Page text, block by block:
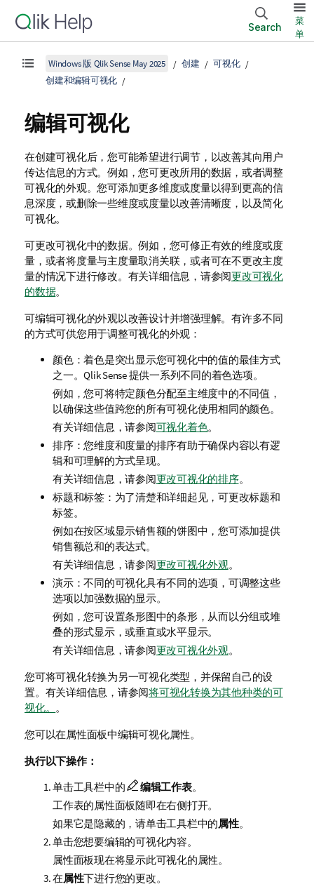
Search
菜
单
Windows 版 Qlik Sense May 2025 创建
可视化
创建和编辑可视化
编辑可视化
在创建可视化后，您可能希望进行调节，以改善其向用户
传达信息的方式。例如，您可更改所用的数据，或者调整
可视化的外观。您可添加更多维度或度量以得到更高的信
息深度，或删除一些维度或度量以改善清晰度，以及简化
可视化。
可更改可视化中的数据。例如，您可修正有效的维度或度
量，或者将度量与主度量取消关联，或者可在不更改主度
量的情况下进行修改。有关详细信息，请参阅更改可视化
的数据。
可编辑可视化的外观以改善设计并增强理解。有许多不同
的方式可供您用于调整可视化的外观：
颜色：着色是突出显示您可视化中的值的最佳方式
之一。Qlik Sense提供一系列不同的着色选项。
例如，您可将特定颜色分配至主维度中的不同值，
以确保这些值跨您的所有可视化使用相同的颜色。
有关详细信息，请参阅可视化着色。
排序：您维度和度量的排序有助于确保内容以有逻
辑和可理解的方式呈现。
有关详细信息，请参阅更改可视化的排序。
标题和标签：为了清楚和详细起见，可更改标题和
标签。
例如在按区域显示销售额的饼图中，您可添加提供
销售额总和的表达式。
有关详细信息，请参阅更改可视化外观。
演示：不同的可视化具有不同的选项，可调整这些
选项以加强数据的显示。
例如，您可设置条形图中的条形，从而以分组或堆
叠的形式显示，或垂直或水平显示。
有关详细信息，请参阅更改可视化外观。
您可将可视化转换为另一可视化类型，并保留自己的设
置。有关详细信息，请参阅将可视化转换为其他种类的可
视化。 。
您可以在属性面板中编辑可视化属性。
执行以下操作：
单击工具栏中的
编辑工作表。
工作表的属性面板随即在右侧打开。
如果它是隐藏的，请单击工具栏中的属性。
单击您想要编辑的可视化内容。
属性面板现在将显示此可视化的属性。
在属性下进行您的更改。